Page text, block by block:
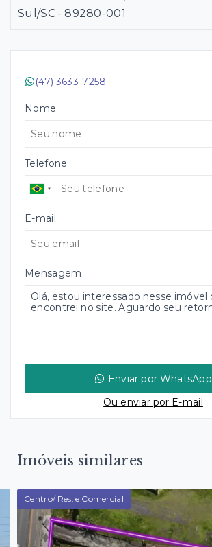
(47) 3633-7258
Nome
Telefone
E-mail
Mensagem
Enviar por WhatsApp
Ou enviar por E-mail
Sul/SC - 89280-001
Imóveis similares
Centro/ Res. e Comercial